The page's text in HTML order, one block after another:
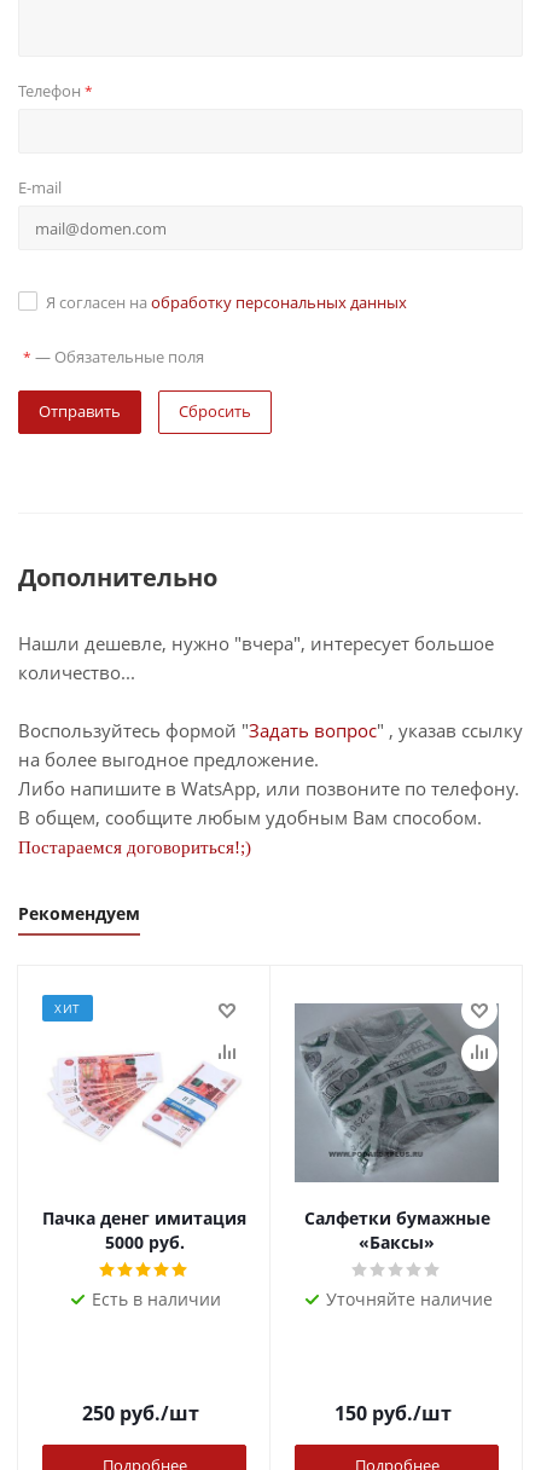
Телефон *
E-mail
Я согласен на обработку персональных данных
* — Обязательные поля
Сбросить
Дополнительно
Нашли дешевле, нужно "вчера", интересует большое
количество...
Воспользуйтесь формой "Задать вопрос" , указав ссылку
на более выгодное предложение.
Либо напишите в WatsApp, или позвоните по телефону.
В общем, сообщите любым удобным Вам способом.
Постараемся договориться!;)
Рекомендуем
ХИТ
Пачка денег имитация
5000 руб.
Есть в наличии
250руб./шт
Подробнее
Салфетки бумажные
«Баксы»
Уточняйте наличие
150руб./шт
Подробнее